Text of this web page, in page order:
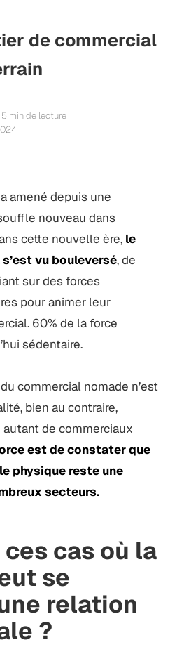
de commercial
min de lecture
amené depuis une
nouveau dans
cette nouvelle ère, le
vu bouleversé, de
sur des forces
pour animer leur
60% de la force
sédentaire.
commercial nomade n’est
bien au contraire,
autant de commerciaux
est de constater que
physique reste une
secteurs.
cas où la
se
relation
?